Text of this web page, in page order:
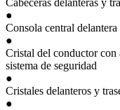
Cabeceras delanteras y
●
Consola central
●
Cristal del conductor con
sistema de seguridad
●
Cristales delanteros y
●